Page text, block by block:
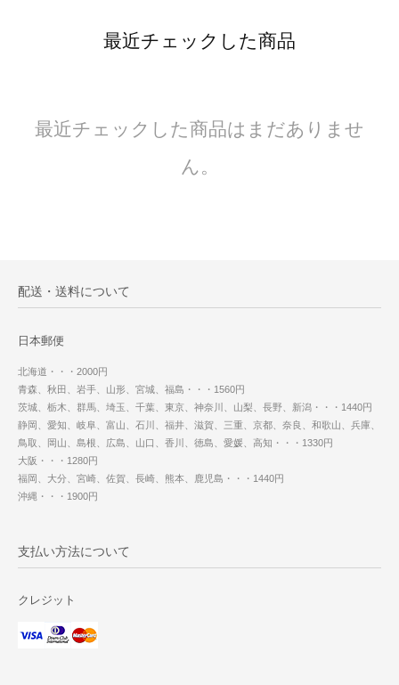
最近チェックした商品
最近チェックした商品はまだありませ
ん。
配送・送料について
日本郵便
北海道・・・2000円
青森、秋田、岩手、山形、宮城、福島・・・1560円
茨城、栃木、群馬、埼玉、千葉、東京、神奈川、山梨、長野、新潟・・・1440円
静岡、愛知、岐阜、富山、石川、福井、滋賀、三重、京都、奈良、和歌山、兵庫、
鳥取、岡山、島根、広島、山口、香川、徳島、愛媛、高知・・・1330円
大阪・・・1280円
福岡、大分、宮崎、佐賀、長崎、熊本、鹿児島・・・1440円
沖縄・・・1900円
支払い方法について
クレジット